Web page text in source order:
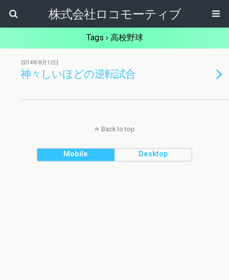
株式会社ロコモーティブ
Tags › 高校野球
2014年8月12日
神々しいほどの逆転試合
Back to top
Mobile Desktop